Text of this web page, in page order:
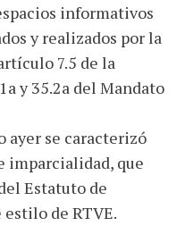
informativos
y realizados por la
7.5 de la
y 35.2a del Mandato
se caracterizó
imparcialidad, que
Estatuto de
de RTVE.